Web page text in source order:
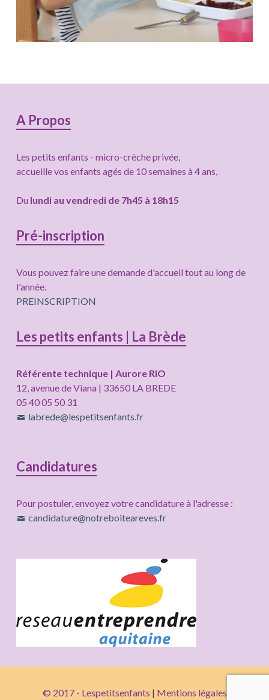
Colonne
subsidiaire
A Propos
Les petits enfants - micro-crèche privée,
accueille vos enfants agés de 10 semaines à 4 ans,
Du lundi au vendredi de 7h45 à 18h15
Pré-inscription
Vous pouvez faire une demande d'accueil tout au long de
l'année.
PREINSCRIPTION
Les petits enfants | La Brède
Référente technique | Aurore RIO
12, avenue de Viana | 33650 LA BREDE
05 40 05 50 31
labrede@lespetitsenfants.fr
Candidatures
Pour postuler, envoyez votre candidature à l'adresse :
candidature@notreboiteareves.fr
© 2017 - Lespetitsenfants | Mentions légales